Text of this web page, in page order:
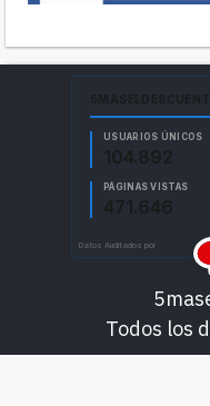
Todos los